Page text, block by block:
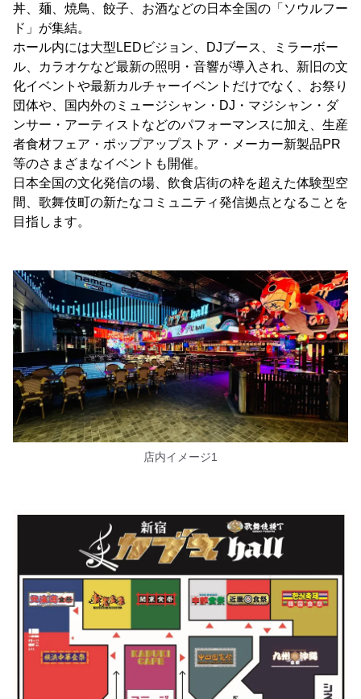
丼、麺、焼鳥、餃子、お酒などの日本全国の「ソウルフー
ド」が集結。
ホール内には大型LEDビジョン、DJブース、ミラーボー
ル、カラオケなど最新の照明・音響が導入され、新旧の文
化イベントや最新カルチャーイベントだけでなく、お祭り
団体や、国内外のミュージシャン・DJ・マジシャン・ダ
ンサー・アーティストなどのパフォーマンスに加え、生産
者食材フェア・ポップアップストア・メーカー新製品PR
等のさまざまなイベントも開催。
日本全国の文化発信の場、飲食店街の枠を超えた体験型空
間、歌舞伎町の新たなコミュニティ発信拠点となることを
目指します。
店内イメージ1